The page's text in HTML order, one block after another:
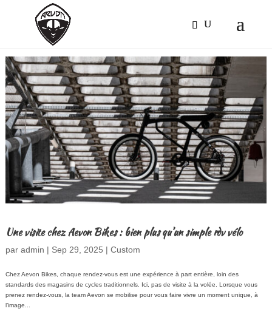
Une visite chez Aevon Bikes : bien plus qu’un simple rdv vélo
par admin | Sep 29, 2025 | Custom
Chez Aevon Bikes, chaque rendez-vous est une expérience à part entière, loin des
standards des magasins de cycles traditionnels. Ici, pas de visite à la volée. Lorsque vous
prenez rendez-vous, la team Aevon se mobilise pour vous faire vivre un moment unique, à
l’image...